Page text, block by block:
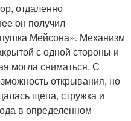
отдаленно
он получил
Мейсона». Механизм
с одной стороны и
могла сниматься. С
открывания, но
щепа, стружка и
в определенном